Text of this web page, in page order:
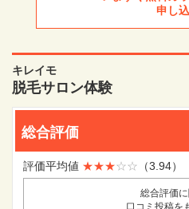
申し
キレイモ
脱毛サロン体験
総合評価
評価平均値 ★★★☆☆ （3.94）
総合評価
口コミ投稿を